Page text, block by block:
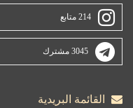
214 متابع
3045 مشترك
القائمة البريدية